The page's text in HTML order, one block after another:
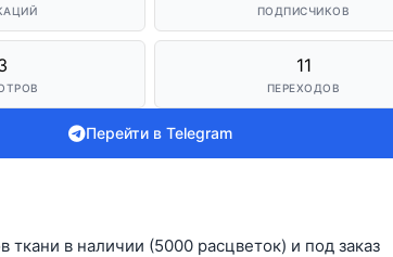
ПОДПИСЧИКОВ
11
ПЕРЕХОДОВ
Перейти в Telegram
ткани в наличии (5000 расцветок) и под заказ